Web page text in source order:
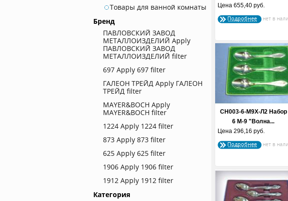
Товары для ванной комнаты
Бренд
ПАВЛОВСКИЙ ЗАВОД
МЕТАЛЛОИЗДЕЛИЙ Apply
ПАВЛОВСКИЙ ЗАВОД
МЕТАЛЛОИЗДЕЛИЙ filter
697 Apply 697 filter
ГАЛЕОН ТРЕЙД Apply ГАЛЕОН
ТРЕЙД filter
MAYER&BOCH Apply
MAYER&BOCH filter
1224 Apply 1224 filter
873 Apply 873 filter
625 Apply 625 filter
1906 Apply 1906 filter
1912 Apply 1912 filter
Категория
Цена 655,40 руб.
Подробнее
СН003-6-М9Х-Л2 Набор
6 М-9 "Волна...
Цена 296,16 руб.
Подробнее